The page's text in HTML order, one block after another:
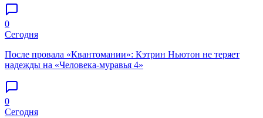
0
Сегодня
После провала «Квантомании»: Кэтрин Ньютон не теряет
надежды на «Человека-муравья 4»
0
Сегодня